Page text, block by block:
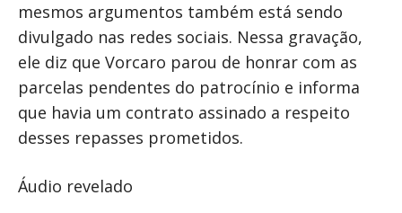
mesmos argumentos também está sendo
divulgado nas redes sociais. Nessa gravação,
ele diz que Vorcaro parou de honrar com as
parcelas pendentes do patrocínio e informa
que havia um contrato assinado a respeito
desses repasses prometidos.
Áudio revelado